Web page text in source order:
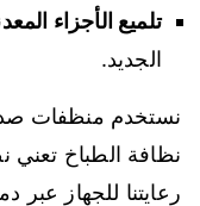
تلميع الأجزاء
الجديد.
نستخدم منظفات
نظافة الطباخ تعني
رعايتنا للجهاز